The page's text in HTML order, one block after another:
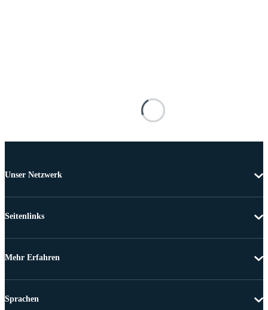
Unser Netzwerk
Seitenlinks
Mehr Erfahren
Sprachen